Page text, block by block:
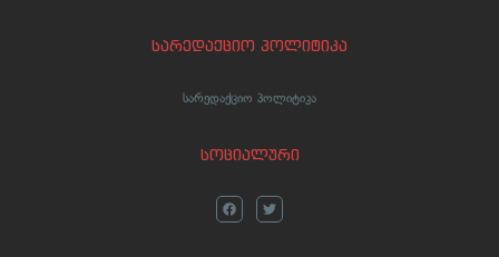
სარედაქციო პოლიტიკა
სარედაქციო პოლიტიკა
სოციალური